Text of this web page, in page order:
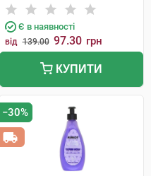
С.Л.У.
Є в наявності
від 139.00 97.30 грн
КУПИТИ
−30%